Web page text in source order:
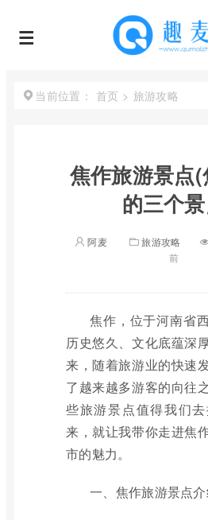
当前位置： 首页 > 旅游攻略
焦作旅游景点
的三个
阿麦 旅游攻略
前
焦作，位于河南省
历史悠久、文化底蕴深
来，随着旅游业的快速
了越来越多游客的向往
些旅游景点值得我们
来，就让我带你走进焦
市的魅力。
一、焦作旅游景点